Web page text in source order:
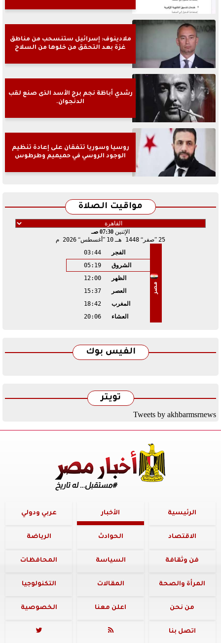
ملادينوف: إسرائيل ستنسحب من مناطق
غزة بعد التحقق من خلوها من السلاح
رشدي أباظة نجم برج الأسد الذى صنع لقب
الدنجوان.
روسيا وسوريا تتفقان على إعادة تنظيم
الوجود الروسي في حميميم وطرطوس
مواقيت الصلاة
الإثنين 07:30 صـ
25 صفر 1448 هـ 10 أغسطس 2026 م
مصر
الفجر
03:44
الشروق
05:19
الظهر
12:00
العصر
15:37
المغرب
18:42
العشاء
20:06
الفيس بوك
تويتر
Tweets by akhbarmsrnews
الرئيسية الأخبار عربي ودولي
الاقتصاد الحوادث الرياضة
فن وثقافة السياسة المحافظات
المرأة والصحة المقالات التكنولوجيا
من نحن اعلن معنا الخصوصية
اتصل بنا 
